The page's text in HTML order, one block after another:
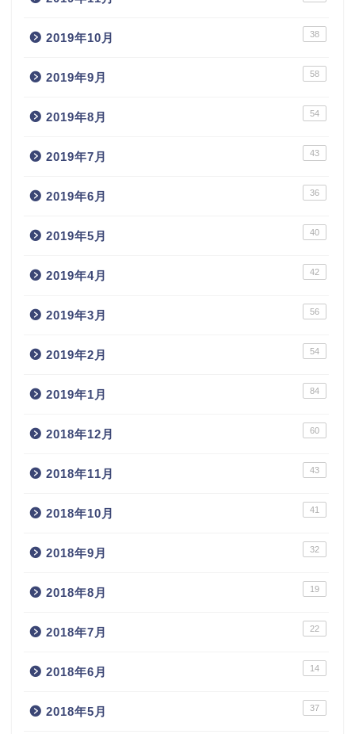
2019年10月 38
2019年9月 58
2019年8月 54
2019年7月 43
2019年6月 36
2019年5月 40
2019年4月 42
2019年3月 56
2019年2月 54
2019年1月 84
2018年12月 60
2018年11月 43
2018年10月 41
2018年9月 32
2018年8月 19
2018年7月 22
2018年6月 14
2018年5月 37